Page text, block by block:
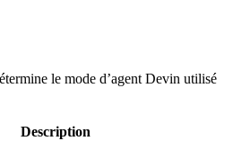
le mode d’agent Devin utilisé
Description